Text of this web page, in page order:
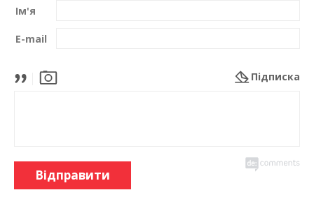
Ім'я
E-mail
Підписка
Відправити